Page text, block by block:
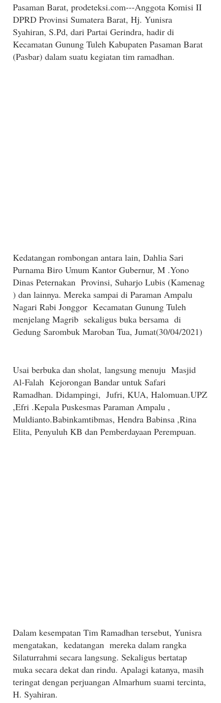
Pasaman Barat, prodeteksi.com---Anggota Komisi II
DPRD Provinsi Sumatera Barat, Hj. Yunisra
Syahiran, S.Pd, dari Partai Gerindra, hadir di
Kecamatan Gunung Tuleh Kabupaten Pasaman Barat
(Pasbar) dalam suatu kegiatan tim ramadhan.
Kedatangan rombongan antara lain, Dahlia Sari
Purnama Biro Umum Kantor Gubernur, M .Yono
Dinas Peternakan Provinsi, Suharjo Lubis (Kamenag
) dan lainnya. Mereka sampai di Paraman Ampalu
Nagari Rabi Jonggor Kecamatan Gunung Tuleh
menjelang Magrib sekaligus buka bersama di
Gedung Sarombuk Maroban Tua, Jumat(30/04/2021)
Usai berbuka dan sholat,langsung menuju Masjid
Al-Falah Kejorongan Bandar untuk Safari
Ramadhan. Didampingi, Jufri, KUA, Halomuan.UPZ
,Efri .Kepala Puskesmas Paraman Ampalu ,
Muldianto.Babinkamtibmas, Hendra Babinsa ,Rina
Elita, Penyuluh KB dan Pemberdayaan Perempuan.
Dalam kesempatan Tim Ramadhan tersebut, Yunisra
mengatakan, kedatangan mereka dalam rangka
Silaturrahmi secara langsung. Sekaligus bertatap
muka secara dekat dan rindu. Apalagi katanya, masih
teringat dengan perjuangan Almarhum suami tercinta,
H. Syahiran.